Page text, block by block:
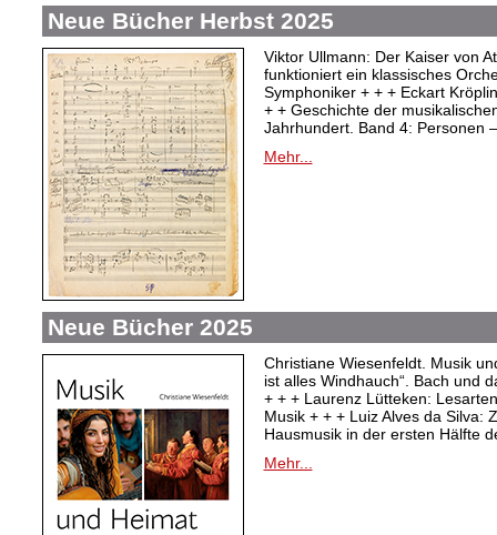
Neue Bücher Herbst 2025
Viktor Ullmann: Der Kaiser von
funktioniert ein klassisches
Symphoniker + + + Eckart
+ + Geschichte der
Jahrhundert. Band 4: Personen
Mehr...
Neue Bücher 2025
Christiane Wiesenfeldt. Musik
ist alles Windhauch“. Bach und
+ + + Laurenz Lütteken:
Musik + + + Luiz Alves da Silva:
Hausmusik in der ersten Hälfte
Mehr...